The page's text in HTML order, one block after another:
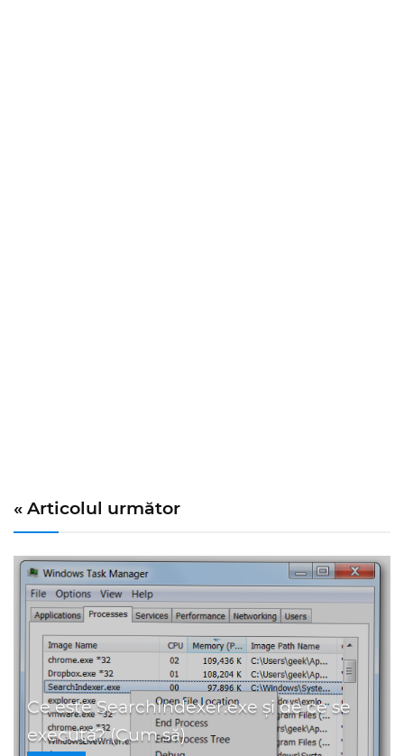
« Articolul următor
Ce este SearchIndexer.exe și de ce se
execută? (Cum să)